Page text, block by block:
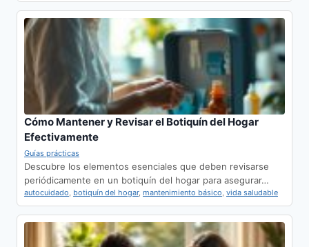
Cómo Mantener y Revisar el Botiquín del Hogar
Efectivamente
Guías prácticas
Descubre los elementos esenciales que deben revisarse
periódicamente en un botiquín del hogar para asegurar…
autocuidado, botiquín del hogar, mantenimiento básico, vida saludable